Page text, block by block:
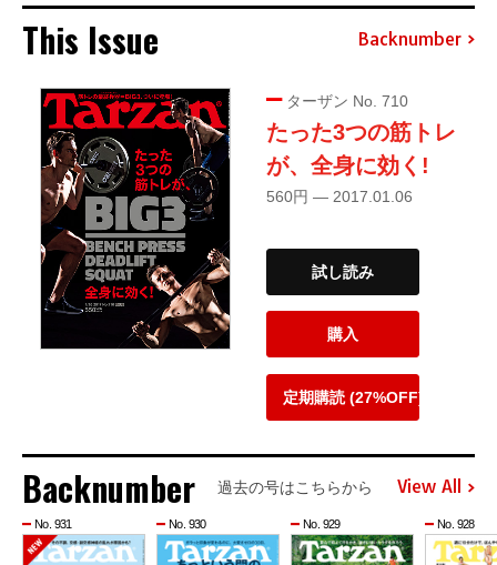
This Issue Backnumber
ターザン No. 710
たった3つの筋トレ
が、全身に効く!
560円 — 2017.01.06
試し読み
購入
定期購読 (27%OFF)
Backnumber 過去の号はこちらから View All
No. 931 No. 930 No. 929 No. 928